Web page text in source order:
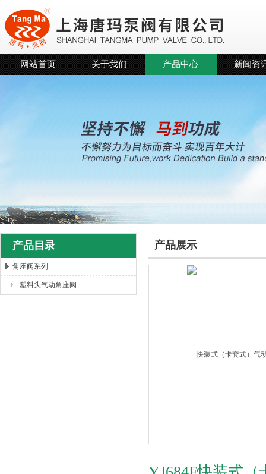
上海唐玛泵阀有限公司
网站首页 关于我们 产品中心 新闻资
产品目录
角座阀系列
塑料头气动角座阀
产品展示